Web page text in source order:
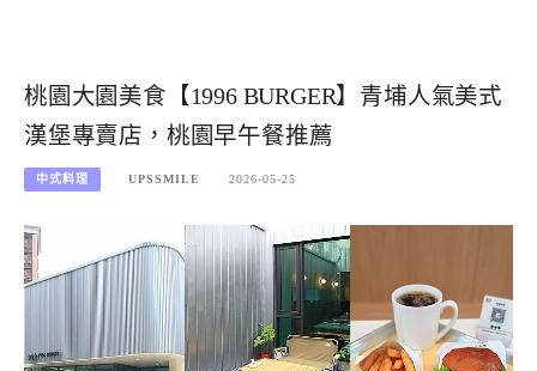
桃園大園美食【1996 BURGER】青埔人氣美式
漢堡專賣店，桃園早午餐推薦
中式料理 UPSSMILE 2026-05-25